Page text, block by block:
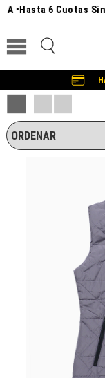
6 Cuotas Sin